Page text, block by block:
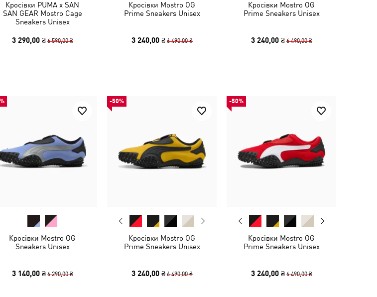
Кросівки PUMA x SAN
SAN GEAR Mostro Cage
Sneakers Unisex
3 290,00 ₴ 6 590,00 ₴
Кросівки Mostro OG
Prime Sneakers Unisex
3 240,00 ₴ 6 490,00 ₴
Кросівки Mostro OG
Prime Sneakers Unisex
3 240,00 ₴ 6 490,00 ₴
Кросівки Mostro OG
Sneakers Unisex
3 140,00 ₴ 6 290,00 ₴
-50%
Кросівки Mostro OG
Prime Sneakers Unisex
3 240,00 ₴ 6 490,00 ₴
-50%
Кросівки Mostro OG
Prime Sneakers Unisex
3 240,00 ₴ 6 490,00 ₴